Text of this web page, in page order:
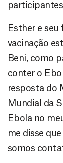
Esther e
vacinação
Beni, como
conter o
resposta do
Mundial da
Ebola no
me disse
somos